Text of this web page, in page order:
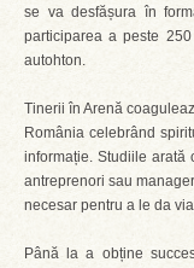
se va desfășura în
participarea a peste
autohton.
Tinerii în Arenă
România celebrând
informație. Studiile
antreprenori sau
necesar pentru a le da
Până la a obține